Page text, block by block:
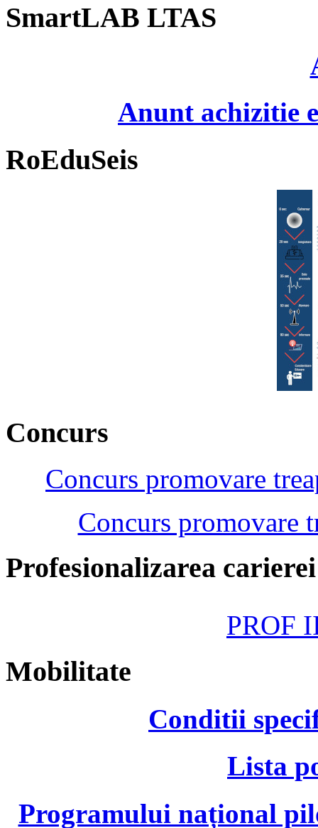
SmartLAB LTAS
Anunt achizitie
RoEduSeis
Concurs
Concurs promovare
Concurs promovare
Profesionalizarea
PROF
Mobilitate
Conditii
Lista
Programului național